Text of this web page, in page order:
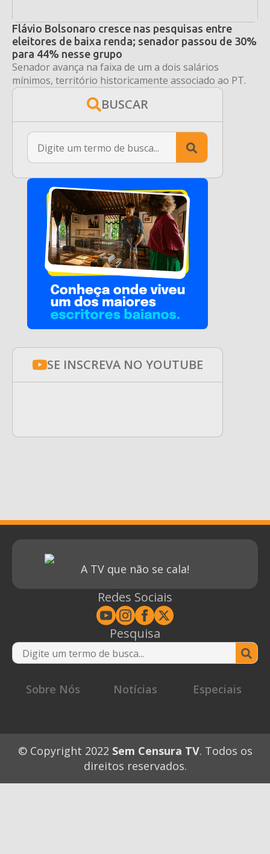
Flávio Bolsonaro cresce nas pesquisas entre
eleitores de baixa renda; senador passou de 30%
para 44% nesse grupo
Senador avança na faixa de um a dois salários
mínimos, território historicamente associado ao PT.
BUSCAR
Search
for:
SE INSCREVA NO YOUTUBE
A TV que não se cala!
Redes Sociais
Pesquisa
Sobre Nós
Notícias Especiais
© Copyright 2022 Sem Censura TV. Todos os
direitos reservados.